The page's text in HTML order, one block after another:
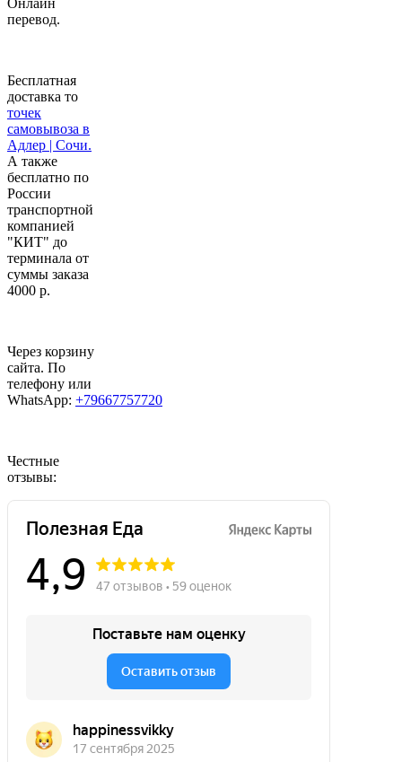
перевод.
Бесплатная
доставка то
точек
самовывоза в
Адлер | Сочи.
А также
бесплатно по
России
транспортной
компанией
"КИТ" до
терминала от
суммы заказа
4000 р.
Через корзину
сайта. По
телефону или
WhatsApp: +79667757720
Честные
отзывы: